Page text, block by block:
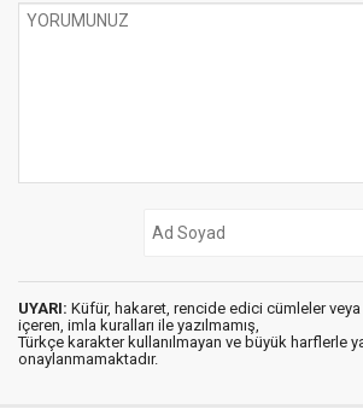
UYARI: Küfür, hakaret, rencide edici cümleler veya
içeren, imla kuralları ile yazılmamış,
Türkçe karakter kullanılmayan ve büyük harflerle
onaylanmamaktadır.